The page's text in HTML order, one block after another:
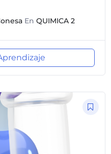
En QUIMICA 2